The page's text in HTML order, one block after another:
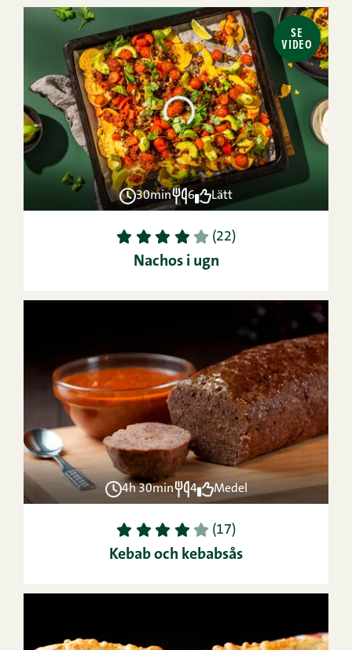
SE
VIDEO
30min 6 Lätt
1 2 3 4 5 (22)
Nachos i ugn
4h 30min 4 Medel
1 2 3 4 5 (17)
Kebab och kebabsås